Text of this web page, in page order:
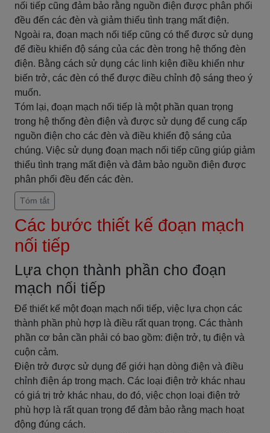
nối tiếp cũng đảm bảo rằng nguồn điện được phân phối
đều đến các đèn và giảm thiểu tình trạng mất điện.
Ngoài ra, đoạn mạch nối tiếp cũng có thể được sử dụng
để điều khiển độ sáng của các đèn trong hệ thống đèn
điện. Bằng cách sử dụng các linh kiện điều khiển như
biến trở, các đèn có thể được điều chỉnh độ sáng theo ý
muốn.
Tóm lại, đoạn mạch nối tiếp là một phần quan trọng
trong hệ thống đèn điện và được sử dụng để cung cấp
nguồn điện cho các đèn và điều khiển độ sáng của
chúng. Việc sử dụng đoạn mạch nối tiếp cũng giúp giảm
thiểu tình trạng mất điện và đảm bảo nguồn điện được
phân phối đều đến các đèn.
Tóm tắt
Các bước thiết kế đoạn mạch
nối tiếp
Lựa chọn thành phần cho đoạn
mạch nối tiếp
Để thiết kế một đoạn mạch nối tiếp, việc lựa chọn các
thành phần phù hợp là điều rất quan trọng. Các thành
phần cơ bản cần phải có bao gồm: điện trở, tụ điện và
cuộn cảm.
Điện trở được sử dụng để giới hạn dòng điện và điều
chỉnh điện áp trong mạch. Các loại điện trở khác nhau
có giá trị trở khác nhau, do đó, việc chọn loại điện trở
phù hợp là rất quan trọng để đảm bảo rằng mạch hoạt
động đúng cách.